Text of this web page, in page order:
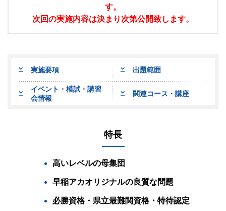
す。
次回の実施内容は決まり次第公開致します。
実施要項 出題範囲
イベント・模試・講習
会情報
関連コース・講座
特長
高いレベルの母集団
早稲アカオリジナルの良質な問題
必勝資格・県立最難関資格・特待認定